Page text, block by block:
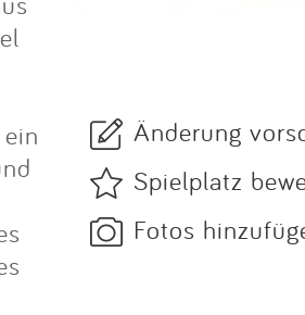
Änderung
Spielplatz
Fotos